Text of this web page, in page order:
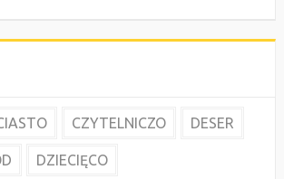
CZYTELNICZO DESER
DZIECIĘCO